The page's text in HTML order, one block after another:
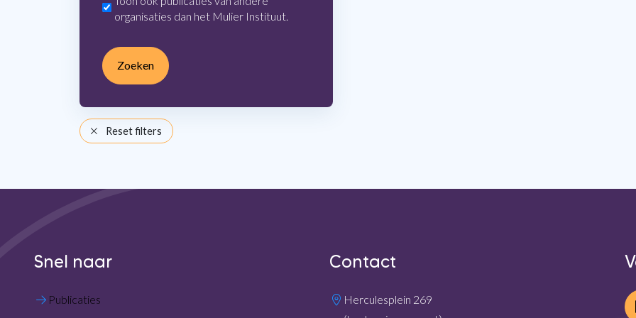
organisaties dan het Mulier Instituut.
Zoeken
Reset filters
Snel naar
Publicaties
Contact
Herculesplein 269